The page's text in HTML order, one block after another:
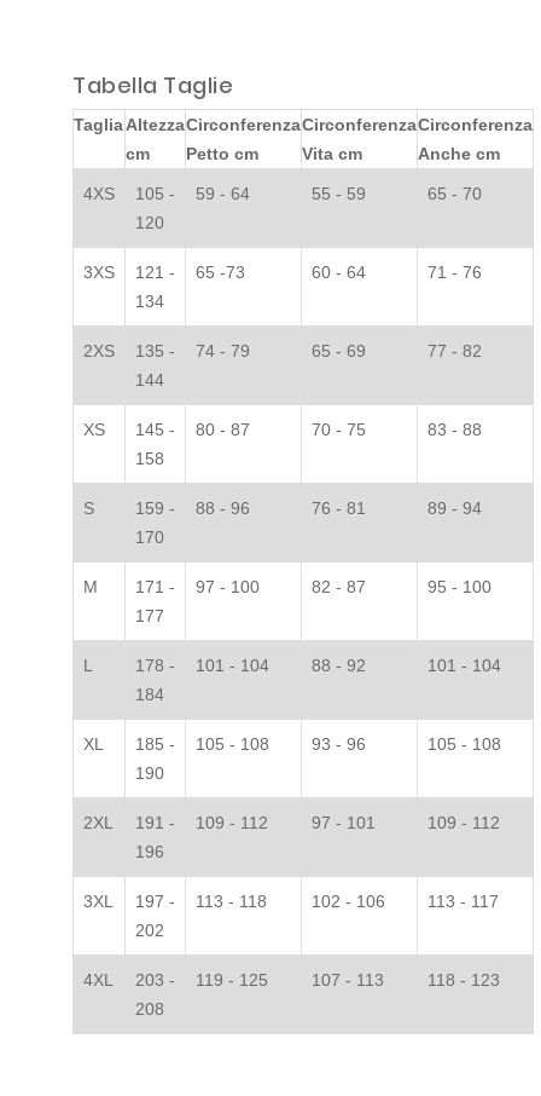
Tabella Taglie
TagliaAltezza
cm
Circonferenza
Petto cm
Circonferenza
Vita cm
Circonferenza
Anche cm
4XS
105 -
120
59 - 64 55 - 59 65 - 70
3XS
121 -
134
65 -73 60 - 64 71 - 76
2XS
135 -
144
74 - 79 65 - 69 77 - 82
XS
145 -
158
80 - 87 70 - 75 83 - 88
S
159 -
170
88 - 96 76 - 81 89 - 94
M
171 -
177
97 - 100 82 - 87 95 - 100
L
178 -
184
101 - 104 88 - 92 101 - 104
XL
185 -
190
105 - 108 93 - 96 105 - 108
2XL
191 -
196
109 - 112 97 - 101 109 - 112
3XL
197 -
202
113 - 118 102 - 106 113 - 117
4XL
203 -
208
119 - 125 107 - 113 118 - 123